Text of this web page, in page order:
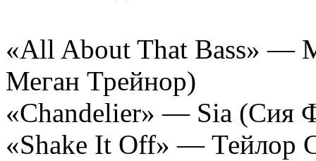
«All About That Bass» —
Меган Трейнор)
«Chandelier» — Sia (Сия
«Shake It Off» — Тейлор